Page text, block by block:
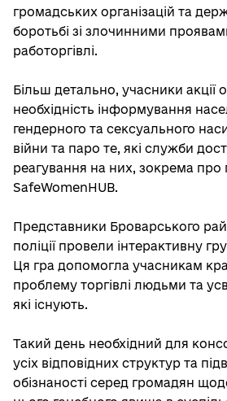
громадських організацій та
боротьбі зі злочинними
работоргівлі.
Більш детально, учасники акції
необхідність інформування
гендерного та сексуального
війни та паро те, які служби
реагування на них, зокрема
SafeWomenHUB.
Представники Броварського
поліції провели інтерактивну
Ця гра допомогла учасникам
проблему торгівлі людьми та
які існують.
Такий день необхідний для
усіх відповідних структур та
обізнаності серед громадян